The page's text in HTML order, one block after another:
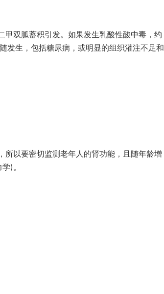
双胍蓄积引发。如果发生乳酸性酸中毒，约
发生，包括糖尿病，或明显的组织灌注不足和
以要密切监测老年人的肾功能，且随年龄增
)。